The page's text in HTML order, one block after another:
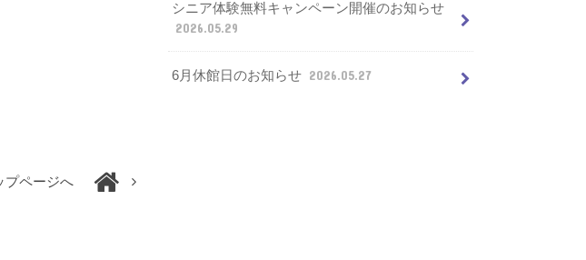
プページへ
シニア体験無料キャンペーン開催のお知らせ
2026.05.29
6月休館日のお知らせ 2026.05.27